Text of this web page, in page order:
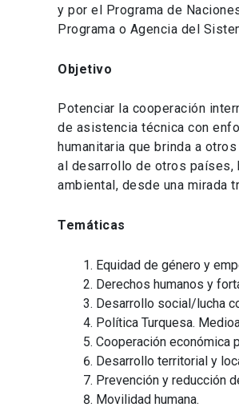
y por el Programa de
Programa o Agencia del
Objetivo
Potenciar la cooperación
de asistencia técnica con
humanitaria que brinda a
al desarrollo de otros países,
ambiental, desde una mirada
Temáticas
Equidad de género y
Derechos humanos y
Desarrollo social/lucha
Política Turquesa.
Cooperación económica
Desarrollo territorial y
Prevención y reducción
Movilidad humana.